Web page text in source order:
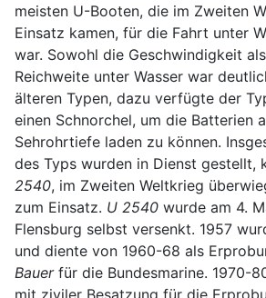
meisten U-Booten, die im Zweiten
Einsatz kamen, für die Fahrt unter
war. Sowohl die Geschwindigkeit
Reichweite unter Wasser war
älteren Typen, dazu verfügte der
einen Schnorchel, um die Batterien
Sehrohrtiefe laden zu können.
des Typs wurden in Dienst gestellt,
2540, im Zweiten Weltkrieg
zum Einsatz. U 2540 wurde am 4.
Flensburg selbst versenkt. 1957
und diente von 1960-68 als
Bauerfür die Bundesmarine. 1970-
mit ziviler Besatzung für die